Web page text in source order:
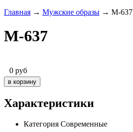
Главная → Мужские образы → M-637
M-637
0 руб
Характеристики
Категория Современные